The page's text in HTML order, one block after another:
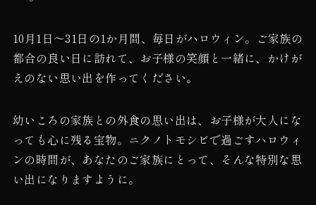
10月1日〜31日の1か月間、毎日がハロウィン。ご家族の
都合の良い日に訪れて、お子様の笑顔と一緒に、かけが
えのない思い出を作ってください。
幼いころの家族との外食の思い出は、お子様が大人にな
っても心に残る宝物。ニクノトモシビで過ごすハロウィ
ンの時間が、あなたのご家族にとって、そんな特別な思
い出になりますように。